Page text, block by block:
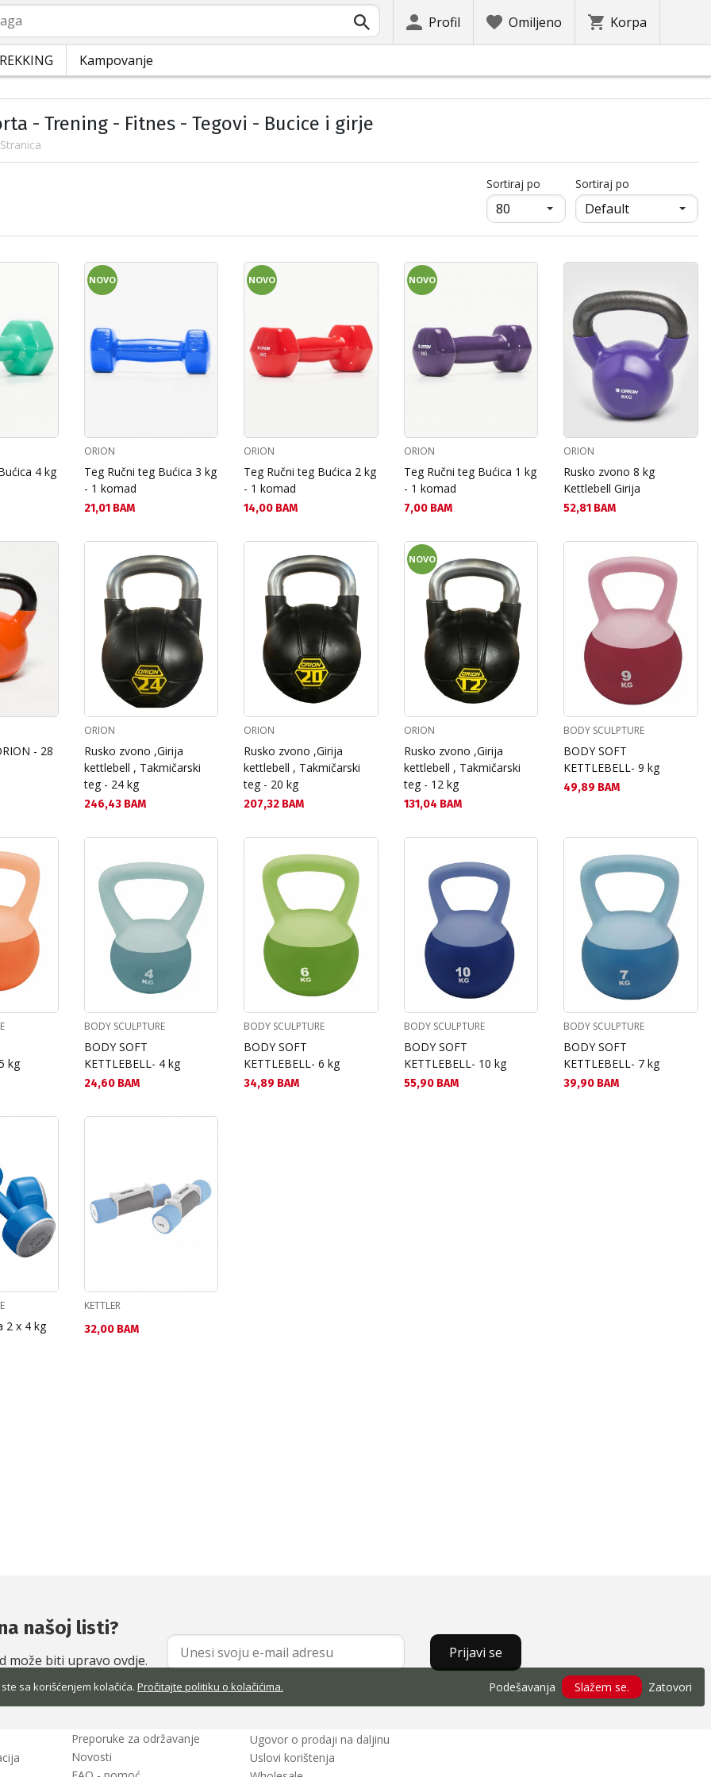
sa korišćenjem kolačića. Pročitajte politiku o kolačićima. Podešavanja Slažem se. Zatovori
Profil Omiljeno Korpa
Kampovanje
- Trening - Fitnes - Tegovi - Bucice i girje
Sortiraj po продукти на страница
Sortiraj po
4 kg
NOVO
ORION
Teg Ručni teg Bućica 3 kg
- 1 komad
Текуща цена:
21,01 BAM
NOVO
ORION
Teg Ručni teg Bućica 2 kg
- 1 komad
Текуща цена:
14,00 BAM
NOVO
ORION
Teg Ručni teg Bućica 1 kg
- 1 komad
Текуща цена:
7,00 BAM
ORION
Rusko zvono 8 kg
Kettlebell Girija
Текуща цена:
52,81 BAM
- 28
ORION
Rusko zvono ,Girija
kettlebell , Takmičarski
teg - 24 kg
Текуща цена:
246,43 BAM
ORION
Rusko zvono ,Girija
kettlebell , Takmičarski
teg - 20 kg
Текуща цена:
207,32 BAM
NOVO
ORION
Rusko zvono ,Girija
kettlebell , Takmičarski
teg - 12 kg
Текуща цена:
131,04 BAM
BODY SCULPTURE
BODY SOFT
KETTLEBELL- 9 kg
Текуща цена:
49,89 BAM
kg
BODY SCULPTURE
BODY SOFT
KETTLEBELL- 4 kg
Текуща цена:
24,60 BAM
BODY SCULPTURE
BODY SOFT
KETTLEBELL- 6 kg
Текуща цена:
34,89 BAM
BODY SCULPTURE
BODY SOFT
KETTLEBELL- 10 kg
Текуща цена:
55,90 BAM
BODY SCULPTURE
BODY SOFT
KETTLEBELL- 7 kg
Текуща цена:
39,90 BAM
2 x 4 kg
KETTLER
Текуща цена:
32,00 BAM
našoj listi?
može biti upravo ovdje. Prijavi se
Preporuke za održavanje
Novosti
Ugovor o prodaji na daljinu
Uslovi korištenja